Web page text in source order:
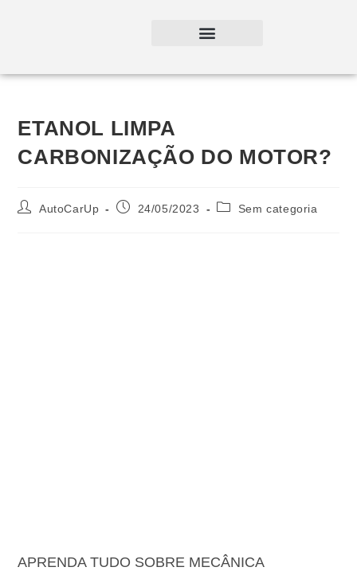
ETANOL LIMPA
CARBONIZAÇÃO DO MOTOR?
AutoCarUp 24/05/2023 Sem categoria
APRENDA TUDO SOBRE MECÂNICA